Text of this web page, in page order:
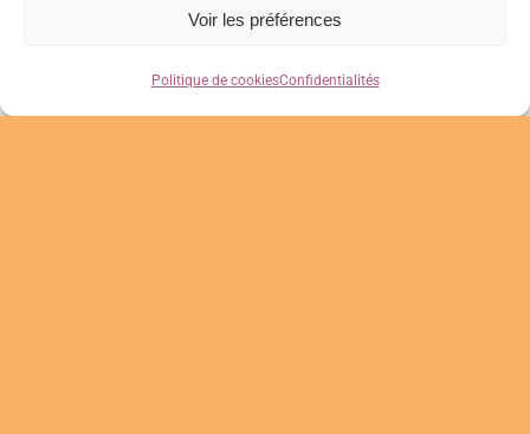
Voir les préférences
Politique de cookiesConfidentialités
Qui suis-je ?